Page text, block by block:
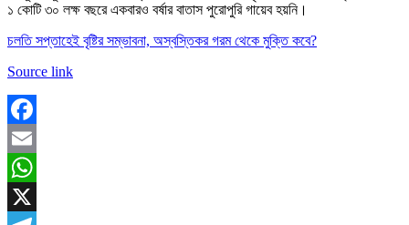
১ কোটি ৩০ লক্ষ বছরে একবারও বর্ষার বাতাস পুরোপুরি গায়েব হয়নি।
চলতি সপ্তাহেই বৃষ্টির সম্ভাবনা, অস্বস্তিকর গরম থেকে মুক্তি কবে?
Source link
Facebook
Email
WhatsApp